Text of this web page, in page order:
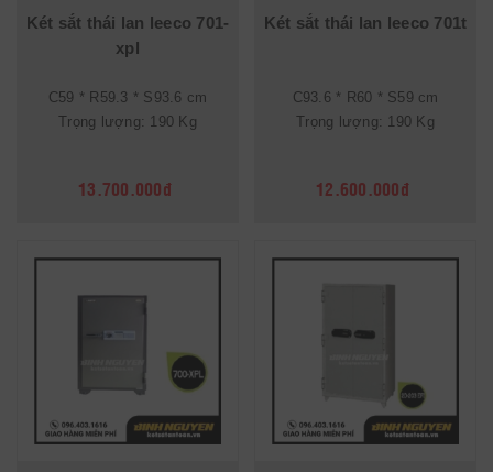
Két sắt thái lan leeco 701-
xpl
C59 * R59.3 * S93.6 cm
Trọng lượng: 190 Kg
13.700.000đ
Két sắt thái lan leeco 701t
C93.6 * R60 * S59 cm
Trọng lượng: 190 Kg
12.600.000đ